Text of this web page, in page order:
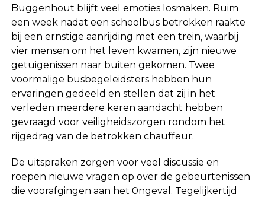
Buggenhout blijft veel emoties losmaken. Ruim
een week nadat een schoolbus betrokken raakte
bij een ernstige aanrijding met een trein, waarbij
vier mensen om het leven kwamen, zijn nieuwe
getuigenissen naar buiten gekomen. Twee
voormalige busbegeleidsters hebben hun
ervaringen gedeeld en stellen dat zij in het
verleden meerdere keren aandacht hebben
gevraagd voor veiligheidszorgen rondom het
rijgedrag van de betrokken chauffeur.
De uitspraken zorgen voor veel discussie en
roepen nieuwe vragen op over de gebeurtenissen
die voorafgingen aan het 0ngeval. Tegelijkertijd